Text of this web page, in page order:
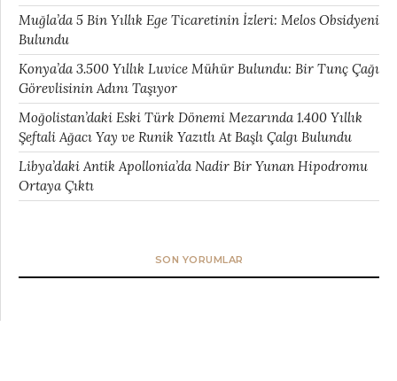
Muğla’da 5 Bin Yıllık Ege Ticaretinin İzleri: Melos Obsidyeni
Bulundu
Konya’da 3.500 Yıllık Luvice Mühür Bulundu: Bir Tunç Çağı
Görevlisinin Adını Taşıyor
Moğolistan’daki Eski Türk Dönemi Mezarında 1.400 Yıllık
Şeftali Ağacı Yay ve Runik Yazıtlı At Başlı Çalgı Bulundu
Libya’daki Antik Apollonia’da Nadir Bir Yunan Hipodromu
Ortaya Çıktı
SON YORUMLAR